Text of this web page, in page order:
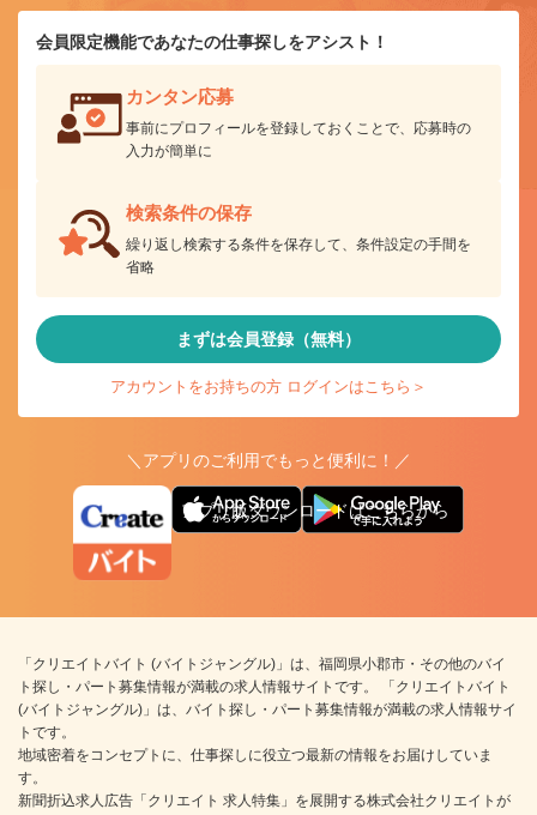
会員限定機能であなたの仕事探しをアシスト！
カンタン応募
事前にプロフィールを登録しておくことで、応募時の
入力が簡単に
検索条件の保存
繰り返し検索する条件を保存して、条件設定の手間を
省略
まずは会員登録（無料）
アカウントをお持ちの方 ログインはこちら＞
＼アプリのご利用でもっと便利に！／
アプリ版ダウンロードはこちらから
「クリエイトバイト (バイトジャングル)」は、福岡県小郡市・その他のバイ
ト探し・パート募集情報が満載の求人情報サイトです。 「クリエイトバイト
(バイトジャングル)」は、バイト探し・パート募集情報が満載の求人情報サイ
トです。
地域密着をコンセプトに、仕事探しに役立つ最新の情報をお届けしていま
す。
新聞折込求人広告「クリエイト 求人特集」を展開する株式会社クリエイトが